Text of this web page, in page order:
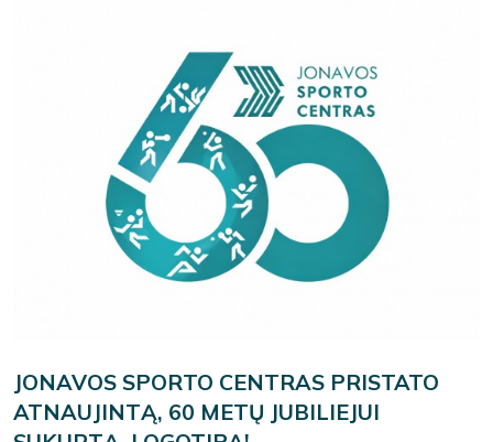
JONAVOS SPORTO CENTRAS PRISTATO
ATNAUJINTĄ, 60 METŲ JUBILIEJUI